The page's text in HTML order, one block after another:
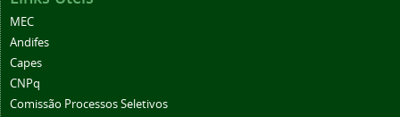
MEC
Andifes
Capes
CNPq
Comissão Processos Seletivos